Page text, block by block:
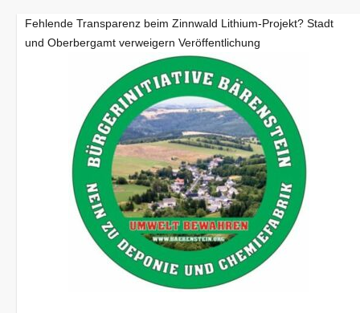
Fehlende Transparenz beim Zinnwald Lithium-Projekt? Stadt
und Oberbergamt verweigern Veröffentlichung